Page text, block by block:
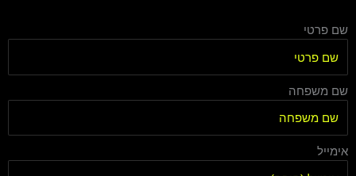
שם פרטי
שם משפחה
אימייל